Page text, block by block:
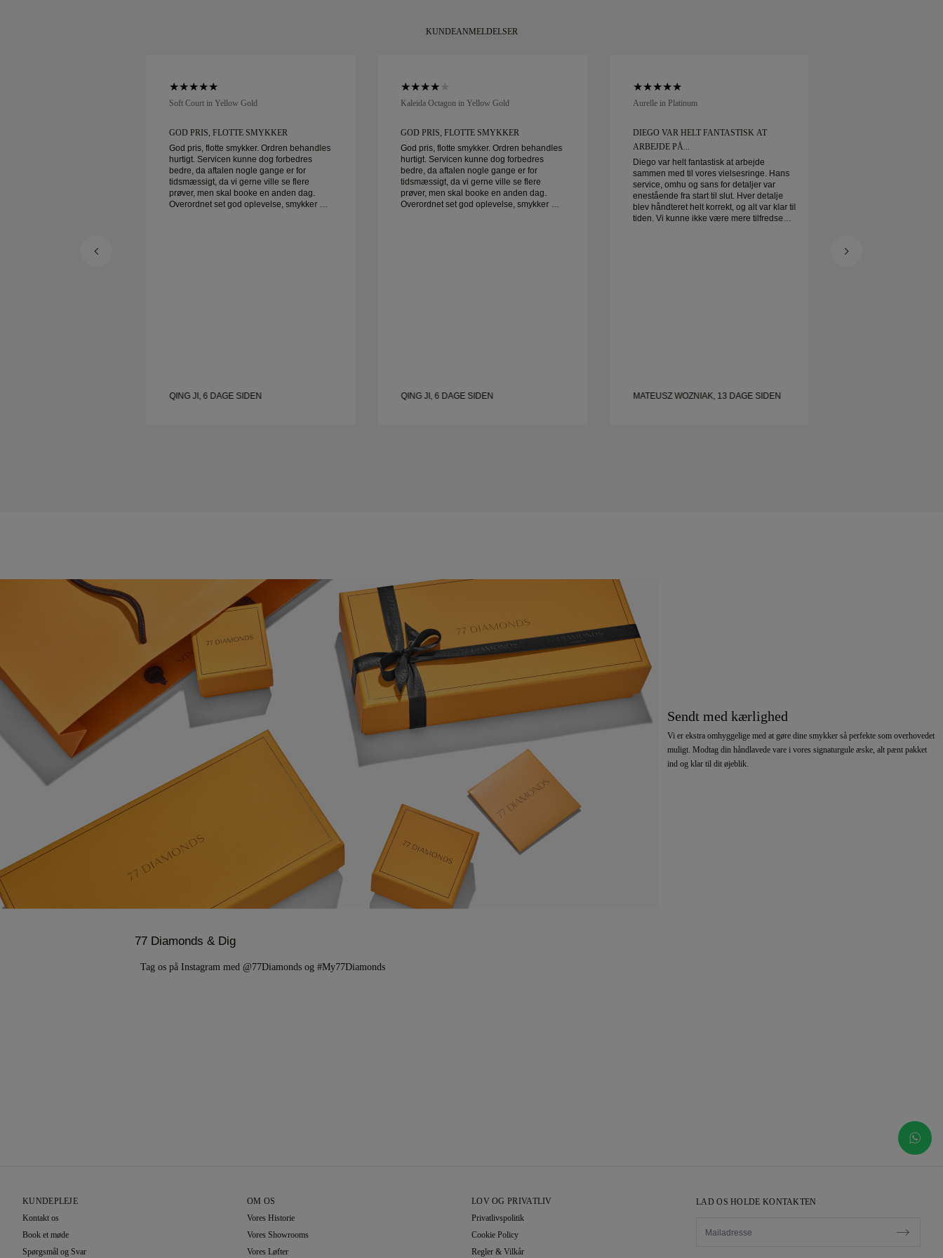
KUNDEANMELDELSER
Soft Court in Yellow Gold
GOD PRIS, FLOTTE SMYKKER
God pris, flotte smykker. Ordren behandles
hurtigt. Servicen kunne dog forbedres
bedre, da aftalen nogle gange er for
tidsmæssigt, da vi gerne ville se flere
prøver, men skal booke en anden dag.
Overordnet set god oplevelse, smykker af
QING JI, 6 DAGE SIDEN
Kaleida Octagon in Yellow Gold
GOD PRIS, FLOTTE SMYKKER
God pris, flotte smykker. Ordren behandles
hurtigt. Servicen kunne dog forbedres
bedre, da aftalen nogle gange er for
tidsmæssigt, da vi gerne ville se flere
prøver, men skal booke en anden dag.
Overordnet set god oplevelse, smykker af
QING JI, 6 DAGE SIDEN
Aurelle in Platinum
DIEGO VAR HELT FANTASTISK AT
ARBEJDE PÅ...
Diego var helt fantastisk at arbejde
sammen med til vores vielsesringe. Hans
service, omhu og sans for detaljer var
enestående fra start til slut. Hver detalje
blev håndteret helt korrekt, og alt var klar til
tiden. Vi kunne ikke være mere tilfredse
MATEUSZ WOZNIAK, 13 DAGE SIDEN
Sendt med kærlighed
Vi er ekstra omhyggelige med at gøre dine smykker så perfekte som overhovedet
muligt. Modtag din håndlavede vare i vores signaturgule æske, alt pænt pakket
ind og klar til dit øjeblik.
77 Diamonds & Dig
Tag os på Instagram med @77Diamonds og #My77Diamonds
LAD OS HOLDE KONTAKTEN
KUNDEPLEJE
Kontakt os
Book et møde
Spørgsmål og Svar
OM OS
Vores Historie
Vores Showrooms
Vores Løfter
LOV OG PRIVATLIV
Privatlivspolitik
Cookie Policy
Regler & Vilkår